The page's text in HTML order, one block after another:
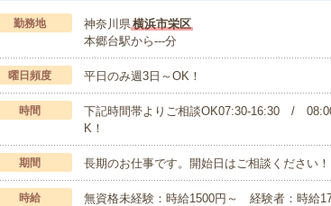
勤務地 神奈川県横浜市栄区
本郷台駅から---分
曜日頻度 平日のみ週3日～OK！
時間
下記時間帯よりご相談OK07:30-16:30 /
K！
期間 長期のお仕事です。開始日はご相談くださ
時給 無資格未経験：時給1500円～ 経験者：時給